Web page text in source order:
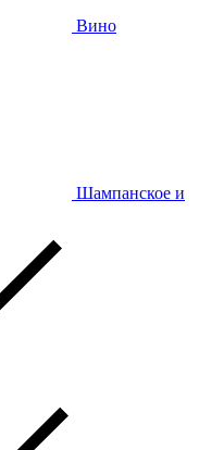
Вино
Шампанское и